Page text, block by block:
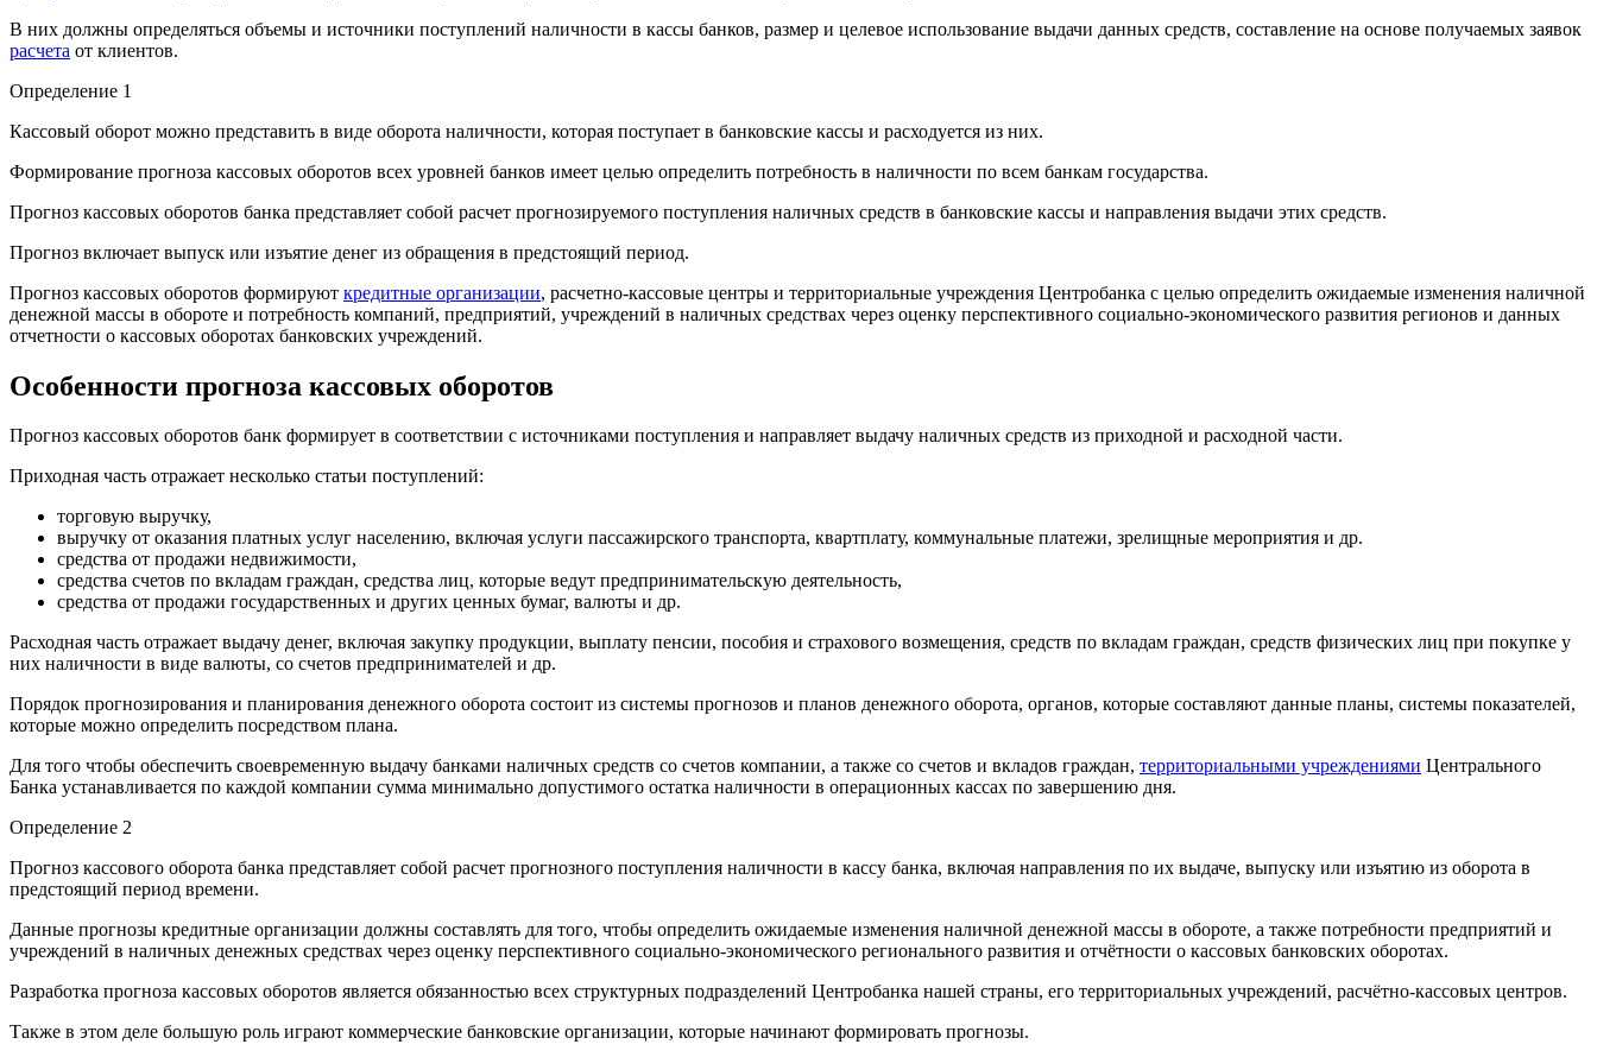
В них должны определяться объемы и источники поступлений наличности в кассы банков, размер и целевое использование выдачи данных средств, составление на основе получаемых заявок
расчета от клиентов.
Определение 1
Кассовый оборот можно представить в виде оборота наличности, которая поступает в банковские кассы и расходуется из них.
Формирование прогноза кассовых оборотов всех уровней банков имеет целью определить потребность в наличности по всем банкам государства.
Прогноз кассовых оборотов банка представляет собой расчет прогнозируемого поступления наличных средств в банковские кассы и направления выдачи этих средств.
Прогноз включает выпуск или изъятие денег из обращения в предстоящий период.
Прогноз кассовых оборотов формируют кредитные организации, расчетно-кассовые центры и территориальные учреждения Центробанка с целью определить ожидаемые изменения наличной
денежной массы в обороте и потребность компаний, предприятий, учреждений в наличных средствах через оценку перспективного социально-экономического развития регионов и данных
отчетности о кассовых оборотах банковских учреждений.
Особенности прогноза кассовых оборотов
Прогноз кассовых оборотов банк формирует в соответствии с источниками поступления и направляет выдачу наличных средств из приходной и расходной части.
Приходная часть отражает несколько статьи поступлений:
торговую выручку,
выручку от оказания платных услуг населению, включая услуги пассажирского транспорта, квартплату, коммунальные платежи, зрелищные мероприятия и др.
средства от продажи недвижимости,
средства счетов по вкладам граждан, средства лиц, которые ведут предпринимательскую деятельность,
средства от продажи государственных и других ценных бумаг, валюты и др.
Расходная часть отражает выдачу денег, включая закупку продукции, выплату пенсии, пособия и страхового возмещения, средств по вкладам граждан, средств физических лиц при покупке у
них наличности в виде валюты, со счетов предпринимателей и др.
Порядок прогнозирования и планирования денежного оборота состоит из системы прогнозов и планов денежного оборота, органов, которые составляют данные планы, системы показателей,
которые можно определить посредством плана.
Для того чтобы обеспечить своевременную выдачу банками наличных средств со счетов компании, а также со счетов и вкладов граждан, территориальными учреждениями Центрального
Банка устанавливается по каждой компании сумма минимально допустимого остатка наличности в операционных кассах по завершению дня.
Определение 2
Прогноз кассового оборота банка представляет собой расчет прогнозного поступления наличности в кассу банка, включая направления по их выдаче, выпуску или изъятию из оборота в
предстоящий период времени.
Данные прогнозы кредитные организации должны составлять для того, чтобы определить ожидаемые изменения наличной денежной массы в обороте, а также потребности предприятий и
учреждений в наличных денежных средствах через оценку перспективного социально-экономического регионального развития и отчётности о кассовых банковских оборотах.
Разработка прогноза кассовых оборотов является обязанностью всех структурных подразделений Центробанка нашей страны, его территориальных учреждений, расчётно-кассовых центров.
Также в этом деле большую роль играют коммерческие банковские организации, которые начинают формировать прогнозы.